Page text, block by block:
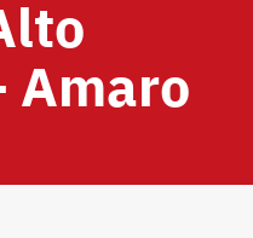
Amaro